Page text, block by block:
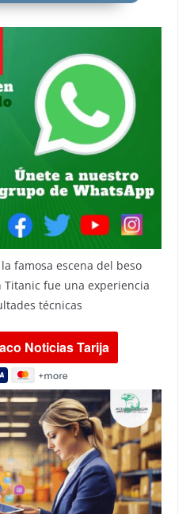
famosa escena del beso
Titanic fue una experiencia
técnicas